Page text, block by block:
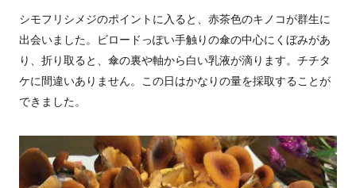
シモフリシメジのポイントに入ると、赤茶色のキノコが群生に
出会いました。ビロードっぽい手触りの傘の中心にくぼみがあ
り、折り取ると、傘の裏や軸から白い乳液が滴ります。チチタ
ケに間違いありません。この日はかなりの量を採取することが
できました。